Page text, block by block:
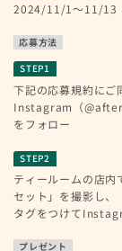
2024/11/1～11/13
応募方法
STEP1
下記の応募規約にご
Instagram（
をフォロー
STEP2
ティールームの店内
セット」を撮影し、
タグをつけて
プレゼント